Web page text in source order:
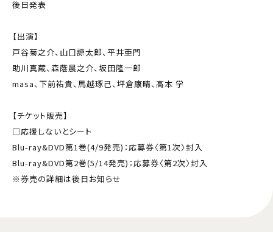
後日発表
【出演】
戸谷菊之介、山口諒太郎、平井亜門
助川真蔵、森蔭晨之介、坂田隆一郎
masa、下前祐貴、馬越琢己、坪倉康晴、高本 学
【チケット販売】
□応援しないとシート
Blu-ray&DVD第1巻(4/9発売)：応募券〈第1次〉封入
Blu-ray&DVD第2巻(5/14発売)：応募券〈第2次〉封入
※券売の詳細は後日お知らせ